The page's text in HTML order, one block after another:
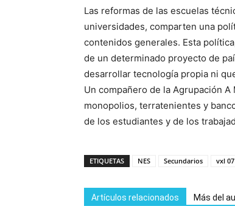
Las reformas de las escuelas
universidades, comparten una
contenidos generales. Esta
de un determinado proyecto de
desarrollar tecnología propia ni
Un compañero de la Agrupación
monopolios, terratenientes y
de los estudiantes y de los
ETIQUETAS NES Secundarios vxl 07
Artículos relacionados Más del